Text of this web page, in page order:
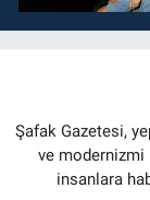
Şafak Gazetesi,
ve modernizmi
insanlara